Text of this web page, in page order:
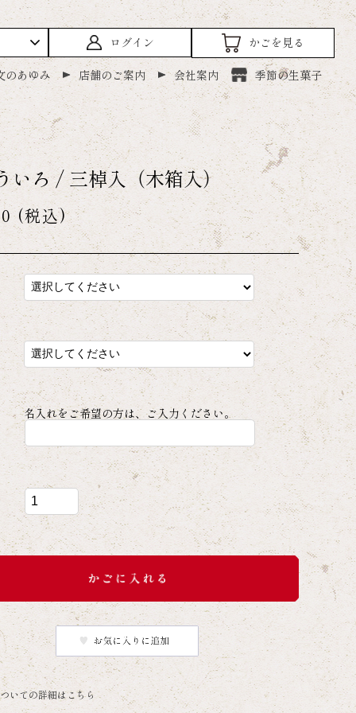
のあゆみ 店舗のご案内 会社案内 季節の生菓子
ログイン かごを見る
いろ / 三棹入（木箱入）
(税込)
名入れをご希望の方は、ご入力ください。
いての詳細はこちら